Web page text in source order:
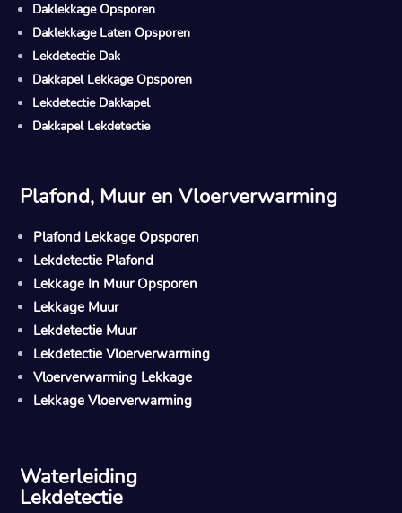
Daklekkage Opsporen
Daklekkage Laten Opsporen
Lekdetectie Dak
Dakkapel Lekkage Opsporen
Lekdetectie Dakkapel
Dakkapel Lekdetectie
Plafond, Muur en Vloerverwarming
Plafond Lekkage Opsporen
Lekdetectie Plafond
Lekkage In Muur Opsporen
Lekkage Muur
Lekdetectie Muur
Lekdetectie Vloerverwarming
Vloerverwarming Lekkage
Lekkage Vloerverwarming
Waterleiding
Lekdetectie